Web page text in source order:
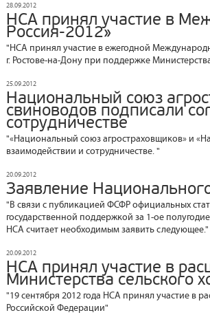
28.09.2012
НСА принял участие в
Россия-2012»
"НСА принял участие в ежегодной
г. Ростове-на-Дону при поддержке
25.09.2012
Национальный союз
свиноводов подписали
сотрудничестве
"«Национальный союз агростраховщиков» и
взаимодействии и сотрудничестве. "
20.09.2012
Заявление
"В связи с публикацией ФСФР официальных
государственной поддержкой за 1-ое
НСА считает необходимым заявить следующее."
20.09.2012
НСА принял участие в
Министерства сельского
"19 сентября 2012 года НСА принял участие в
Российской Федерации"